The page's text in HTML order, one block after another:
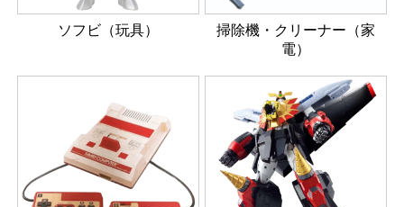
ソフビ（玩具）
掃除機・クリーナー（家
電）